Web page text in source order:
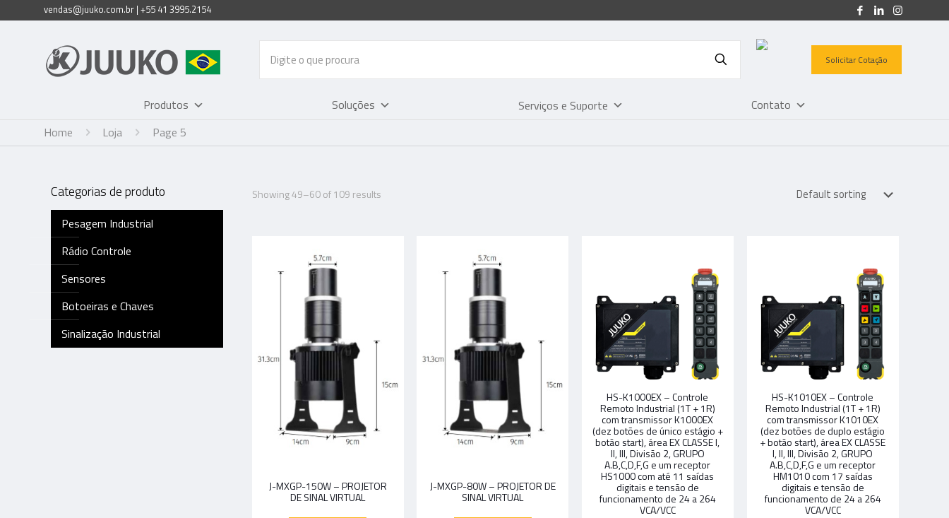
vendas@juuko.com.br | +55 41 3995.2154
Solicitar Cotação
Produtos Soluções Serviços e Suporte
Contato
Home
Loja Page 5
Showing 49–60 of 109 results
J-MXGP-150W – PROJETOR
DE SINAL VIRTUAL
J-MXGP-80W – PROJETOR DE
SINAL VIRTUAL
HS-K1000EX – Controle
Remoto Industrial (1T + 1R)
com transmissor K1000EX
(dez botões de único estágio +
botão start), área EX CLASSE I,
II, III, Divisão 2, GRUPO
A.B,C,D,F,G e um receptor
HS1000 com até 11 saídas
digitais e tensão de
funcionamento de 24 a 264
VCA/VCC
HS-K1010EX – Controle
Remoto Industrial (1T + 1R)
com transmissor K1010EX
(dez botões de duplo estágio
+ botão start), área EX CLASSE
I, II, III, Divisão 2, GRUPO
A.B,C,D,F,G e um receptor
HM1010 com 17 saídas
digitais e tensão de
funcionamento de 24 a 264
VCA/VCC
Categorias de produto
Pesagem Industrial
Rádio Controle
Sensores
Botoeiras e Chaves
Sinalização Industrial